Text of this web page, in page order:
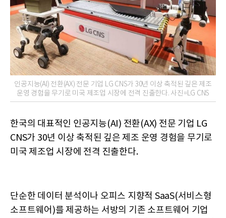
인공지능(AI) 전환(AX) 전문 기업 LG CNS가 30년 이상 축적된 깊은 제조
운영 경험을 무기로 미국 제조업 시장에 전격 진출한다. 사진=LG CNS
한국의 대표적인 인공지능(AI) 전환(AX) 전문 기업 LG
CNS가 30년 이상 축적된 깊은 제조 운영 경험을 무기로
미국 제조업 시장에 전격 진출한다.
단순한 데이터 분석이나 오피스 지향적 SaaS(서비스형
소프트웨어)를 제공하는 서방의 기존 소프트웨어 기업